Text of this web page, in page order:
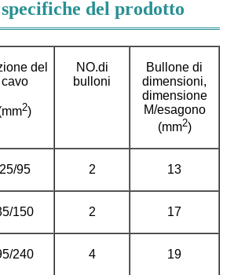
del prodotto
del
cavo
2)
NO.di
bulloni
Bullone di
dimensioni,
dimensione
M/esagono
(mm2)
25/95 2 13
150 2 17
240 4 19